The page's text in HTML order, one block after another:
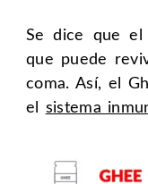
Se dice que el
que puede
coma. Así, el
el sistema